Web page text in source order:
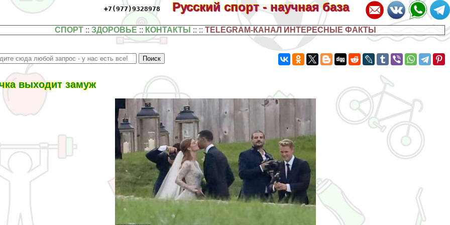
+7(977)9328978 Русский спорт - научная база
СПОРТ ::ЗДОРОВЬЕ :: КОНТАКТЫ :: ::TELEGRAM-КАНАЛ ИНТЕРЕСНЫЕ ФАКТЫ
выходит замуж